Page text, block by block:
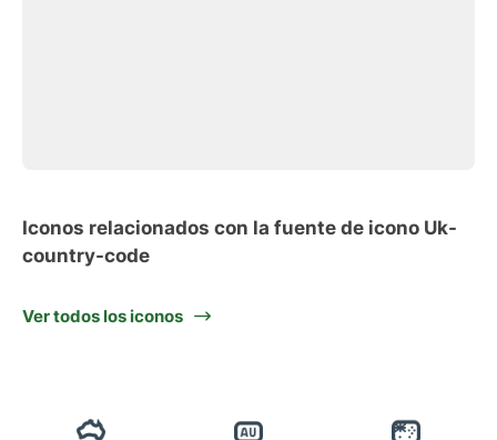
Iconos relacionados con la fuente de icono Uk-
country-code
Ver todos los iconos